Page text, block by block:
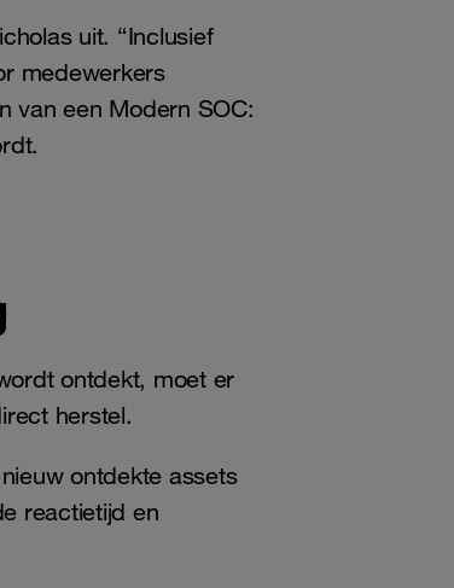
uit. “Inclusief
medewerkers
van een Modern SOC:
ontdekt, moet er
herstel.
ontdekte assets
reactietijd en